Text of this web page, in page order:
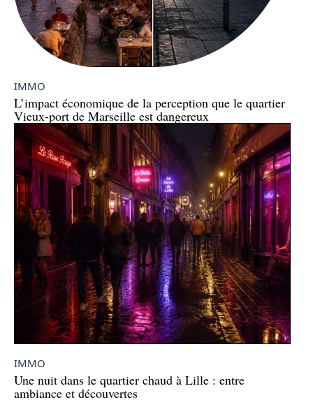
IMMO
L’impact économique de la perception que le quartier
Vieux-port de Marseille est dangereux
IMMO
Une nuit dans le quartier chaud à Lille : entre
ambiance et découvertes